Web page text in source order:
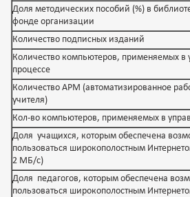
Доля методических пособий (%) в
фонде организации
Количество подписных изданий
Количество компьютеров, применяемых в
процессе
Количество АРМ (автоматизированное
учителя)
Кол-во компьютеров, применяемых в
Доля учащихся, которым обеспечена
пользоваться широкополостным
2 МБ/с)
Доля педагогов, которым обеспечена
пользоваться широкополостным